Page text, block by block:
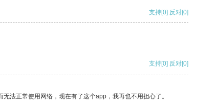
支持[0] 反对[0]
支持[0] 反对[0]
法正常使用网络，现在有了这个app，我再也不用担心了。